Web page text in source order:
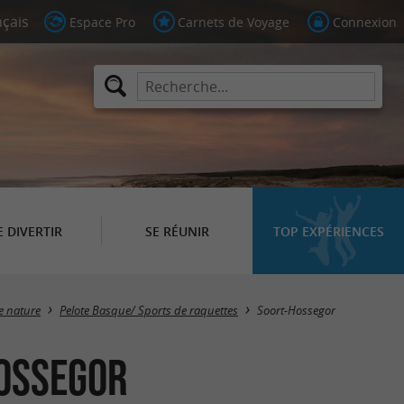
Espace Pro Carnets de Voyage Connexion
DIVERTIR SE RÉUNIR TOP EXPÉRIENCES
Masquer la carte
nature Pelote Basque/ Sports de raquettes Soort-Hossegor